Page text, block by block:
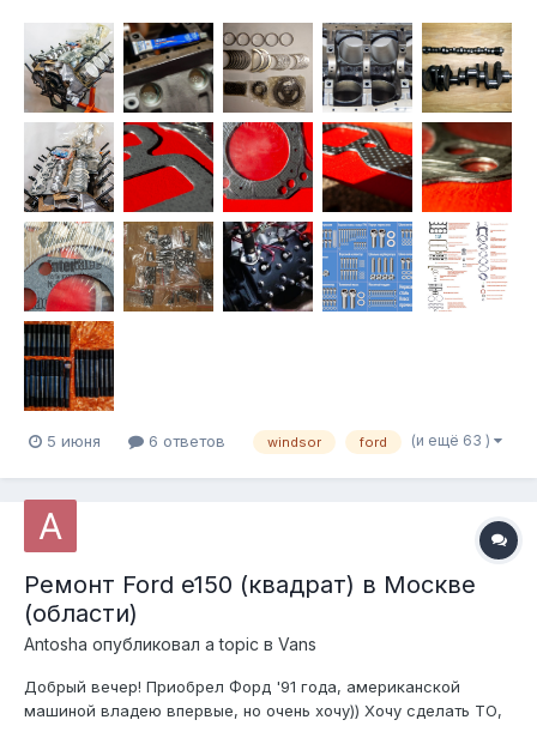
компании АБ-Мотор, на высокоточном станке Rottler F7A
(США), с базированием от постели коленчатого вала.
Хонингование в нес...
5 июня 6 ответов windsor ford (и ещё 63 )
Ремонт Ford e150 (квадрат) в Москве
(области)
Antosha опубликовал a topic в Vans
Добрый вечер! Приобрел Форд '91 года, американской
машиной владею впервые, но очень хочу)) Хочу сделать ТО,